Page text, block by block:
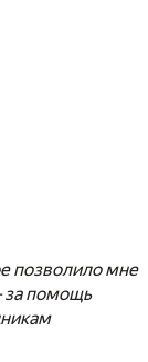
позволило мне
за помощь